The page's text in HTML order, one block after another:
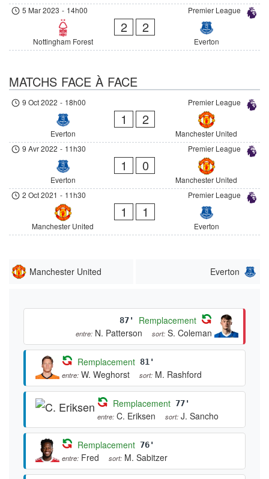
Premier League
5 Mar 2023 - 14h00
Nottingham Forest
2 2
Everton
MATCHS FACE À FACE
Premier League
9 Oct 2022 - 18h00
Everton
1 2
Manchester United
Premier League
9 Avr 2022 - 11h30
Everton
1 0
Manchester United
Premier League
2 Oct 2021 - 11h30
Manchester United
1 1
Everton
Manchester United Everton
87' Remplacement
entre: N. Patterson sort: S. Coleman
Remplacement 81'
entre: W. Weghorst sort: M. Rashford
Remplacement 77'
entre: C. Eriksen sort: J. Sancho
Remplacement 76'
entre: Fred sort: M. Sabitzer